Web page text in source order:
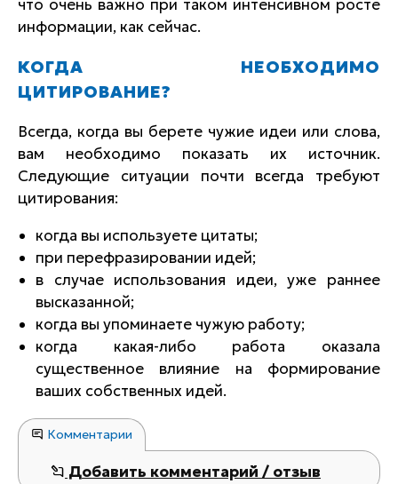
что очень важно при таком интенсивном росте
информации, как сейчас.
КОГДА НЕОБХОДИМО
ЦИТИРОВАНИЕ?
Всегда, когда вы берете чужие идеи или слова,
вам необходимо показать их источник.
Следующие ситуации почти всегда требуют
цитирования:
когда вы используете цитаты;
при перефразировании идей;
в случае использования идеи, уже раннее
высказанной;
когда вы упоминаете чужую работу;
когда какая-либо работа оказала
существенное влияние на формирование
ваших собственных идей.
Комментарии
Добавить комментарий / отзыв